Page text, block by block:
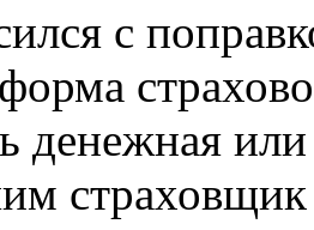
с
денежная
страховщик